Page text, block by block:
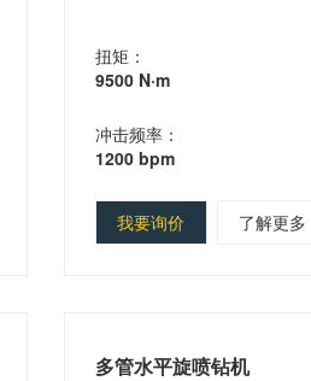
扭矩：
9500 N·m
冲击频率：
1200 bpm
我要询价 了解更多
多管水平旋喷钻机